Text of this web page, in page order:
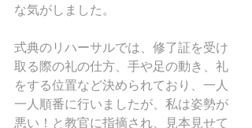
な気がしました。
式典のリハーサルでは、修了証を受け
取る際の礼の仕方、手や足の動き、礼
をする位置など決められており、一人
一人順番に行いましたが、私は姿勢が
悪い！と教官に指摘され、見本見せて